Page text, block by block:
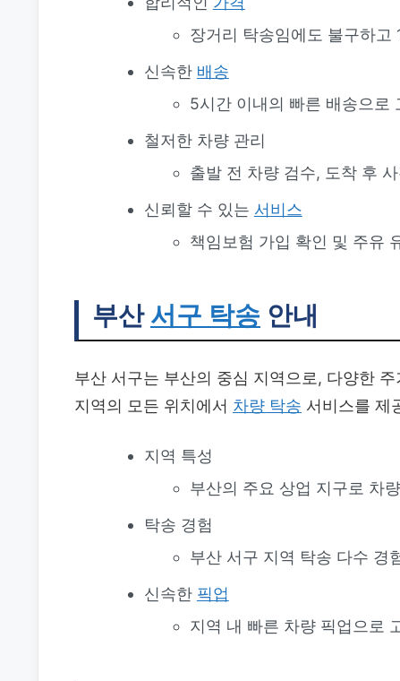
장거리 탁송임에도 불구하
신속한 배송
5시간 이내의 빠른 배송으로
철저한 차량 관리
출발 전 차량 검수, 도착 후
신뢰할 수 있는 서비스
책임보험 가입 확인 및 주유
부산 서구 탁송 안내
부산 서구는 부산의 중심 지역으로, 다양한
지역의 모든 위치에서 차량 탁송 서비스를 제
지역 특성
부산의 주요 상업 지구로 차
탁송 경험
부산 서구 지역 탁송 다수 경
신속한 픽업
지역 내 빠른 차량 픽업으로